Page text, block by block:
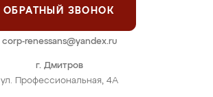
г. Дмитров
ул. Профессиональная, 4А
ОБРАТНЫЙ ЗВОНОК
corp-renessans@yandex.ru